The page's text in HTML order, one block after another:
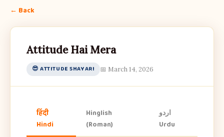
← Back
Attitude Hai Mera
😎 ATTITUDE SHAYARI 📅 March 14, 2026
हिंदी
Hindi
Hinglish
(Roman)
اردو
Urdu